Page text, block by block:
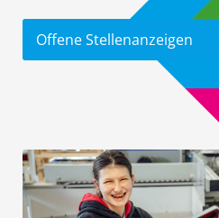
Offene Stellenanzeigen